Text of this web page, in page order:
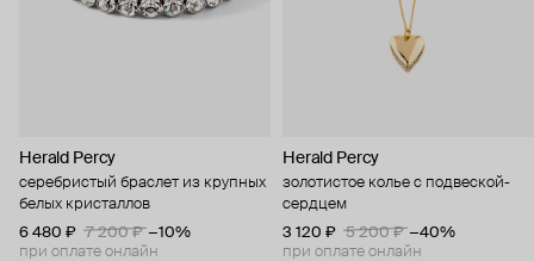
Herald Percy
серебристый браслет из крупных
белых кристаллов
6 480 ₽
7 200 ₽ −10%
при оплате онлайн
Herald Percy
золотистое колье с подвеской-
сердцем
3 120 ₽
5 200 ₽ −40%
при оплате онлайн